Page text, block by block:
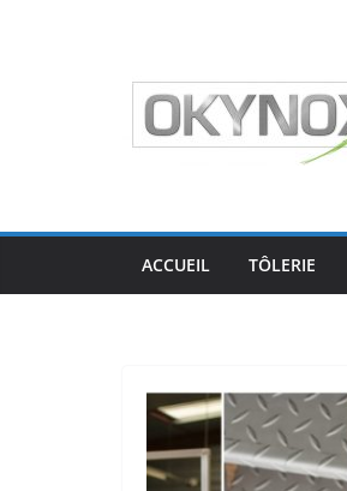
ACCUEIL TÔLERIE